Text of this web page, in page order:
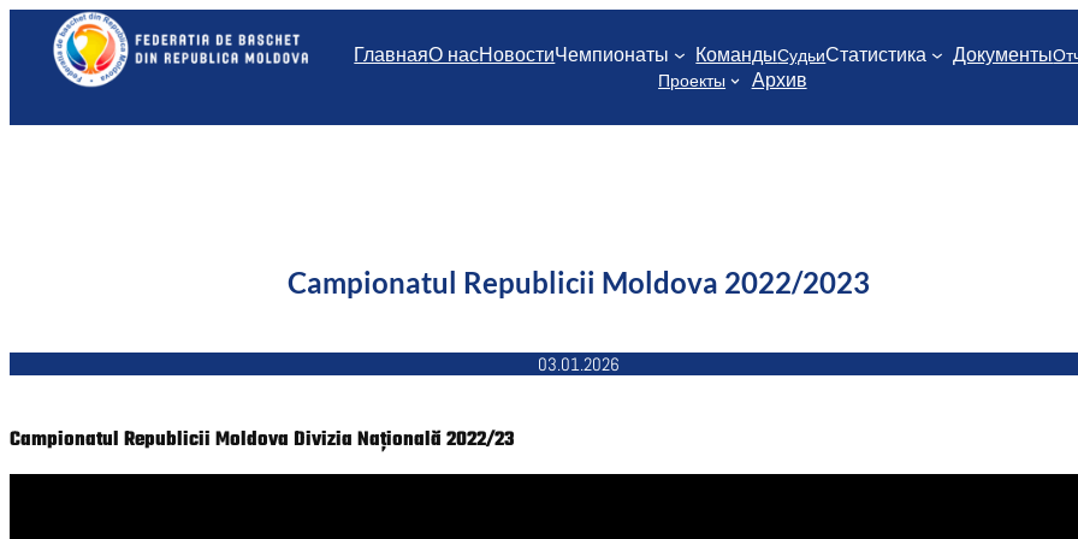
Перейти
содержимому
ГлавнаяО насНовостиЧемпионаты КомандыСудьиСтатистика Документы
Проекты
Архив
Campionatul Republicii Moldova 2022/2023
03.01.2026
Campionatul Republicii Moldova Divizia Națională 2022/23